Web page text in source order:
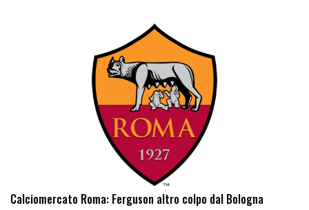
Calciomercato Roma: Ferguson altro colpo dal Bologna